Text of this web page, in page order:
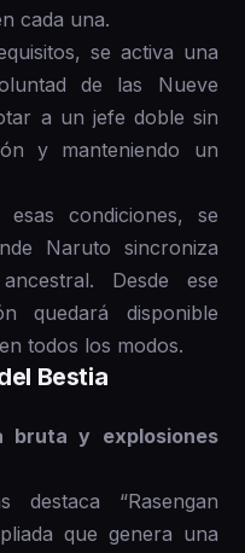
cada una.
se activa una
de las Nueve
a un jefe doble sin
y manteniendo un
condiciones, se
Naruto sincroniza
Desde ese
quedará disponible
todos los modos.
Bestia
bruta y explosiones
destaca “Rasengan
que genera una